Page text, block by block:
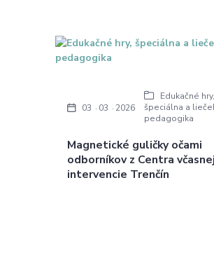
Magnetické guličky očami
odborníkov z Centra včasnej
intervencie Trenčín
03 03 2026
Edukačné hry,
špeciálna a
pedagogika